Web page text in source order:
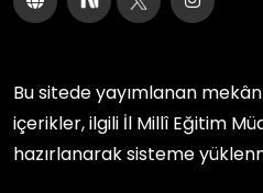
Bu sitede yayımlanan
içerikler, ilgili İl Millî Eğitim
hazırlanarak sisteme